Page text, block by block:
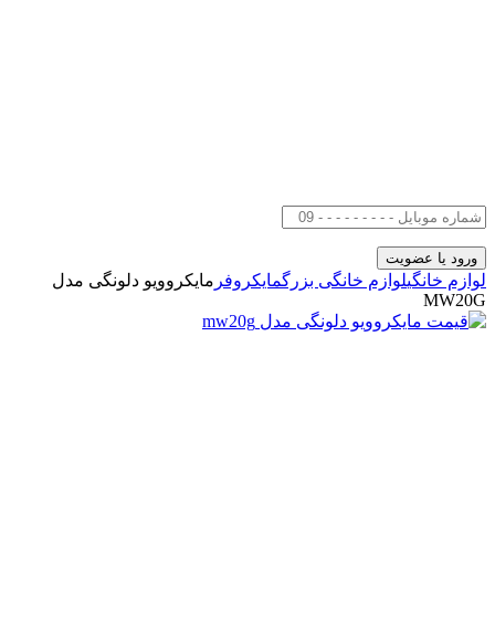
لوازم خانگیلوازم خانگی بزرگمایکروفر مایکروویو دلونگی مدل
MW20G